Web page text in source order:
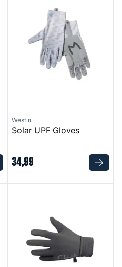
Westin
Solar UPF Gloves
34,99